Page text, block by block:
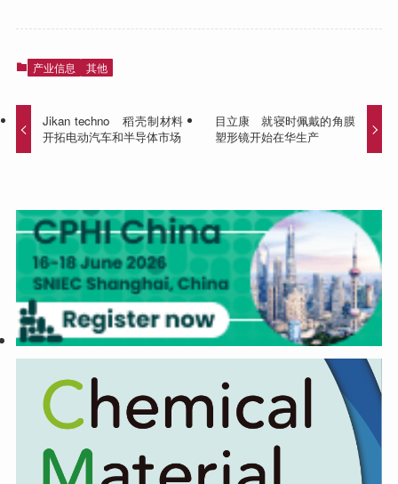
产业信息 其他
Jikan techno 稻壳制材料
开拓电动汽车和半导体市场
目立康 就寝时佩戴的角膜
塑形镜开始在华生产